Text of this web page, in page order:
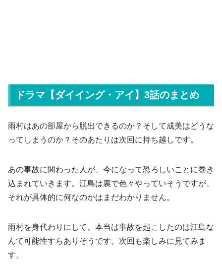
ドラマ【ダイイング・アイ】3話のまとめ
雨村はあの部屋から脱出できるのか？そして成美はどうな
ってしまうのか？そのあたりは次回に持ち越しです。
あの事故に関わった人が、今になって恐ろしいことに巻き
込まれていきます。江島は裏で色々やっていそうですが、
それが具体的に何なのかはまだわかりません。
雨村を身代わりにして、本当は事故を起こしたのは江島な
んて可能性すらありそうです。次回も楽しみに見てみま
す。